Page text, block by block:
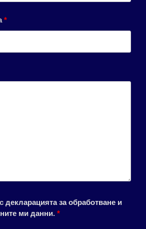
*
декларацията за обработване и
ми данни. *